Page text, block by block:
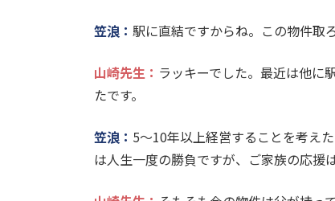
笠浪： 駅に直結ですからね。この物件取
山崎先生 ： ラッキーでした。最近は他に
たです。
笠浪： 5～10年以上経営することを考え
は人生一度の勝負ですが、ご家族の応援